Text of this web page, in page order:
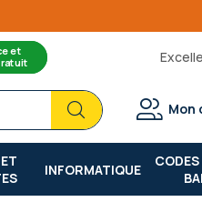
et
Chercher
Chercher
Mon
INFORMATIQUE